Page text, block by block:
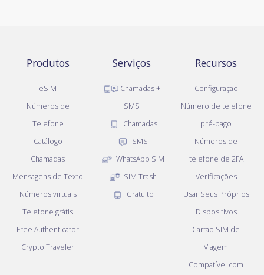
Produtos
eSIM
Números de
Telefone
Catálogo
Chamadas
Mensagens de Texto
Números virtuais
Telefone grátis
Free Authenticator
Crypto Traveler
Serviços
Chamadas +
SMS
Chamadas
SMS
WhatsApp SIM
SIM Trash
Gratuito
Recursos
Configuração
Número de telefone
pré-pago
Números de
telefone de 2FA
Verificações
Usar Seus Próprios
Dispositivos
Cartão SIM de
Viagem
Compatível com